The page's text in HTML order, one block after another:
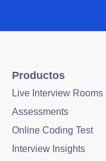
Productos
Live Interview Rooms
Assessments
Online Coding Test
Interview Insights